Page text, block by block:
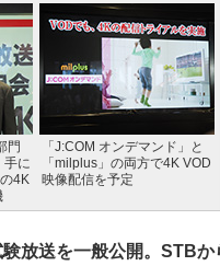
門
手に
4K
「J:COM オンデマンド」と
「milplus」の両方で4K VOD
映像配信を予定
放送を一般公開。STB